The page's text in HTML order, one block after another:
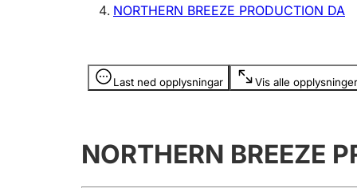
NORTHERN BREEZE PRODUCTION DA
Last ned opplysningar Vis alle opplysninger
Opplysninger er skjult
NORTHERN BREEZE